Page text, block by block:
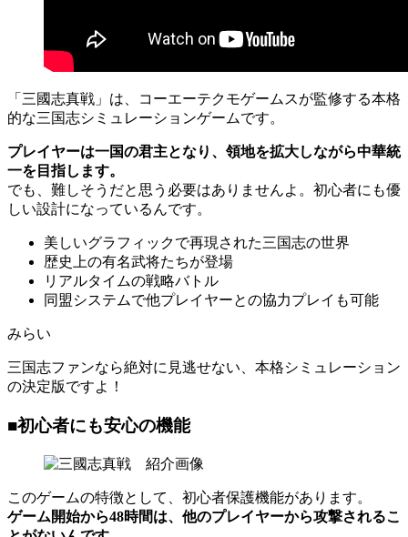
「三國志真戦」は、コーエーテクモゲームスが監修する本格
的な三国志シミュレーションゲームです。
プレイヤーは一国の君主となり、領地を拡大しながら中華統
一を目指します。
でも、難しそうだと思う必要はありませんよ。初心者にも優
しい設計になっているんです。
美しいグラフィックで再現された三国志の世界
歴史上の有名武将たちが登場
リアルタイムの戦略バトル
同盟システムで他プレイヤーとの協力プレイも可能
みらい
三国志ファンなら絶対に見逃せない、本格シミュレーション
の決定版ですよ！
■初心者にも安心の機能
このゲームの特徴として、初心者保護機能があります。
ゲーム開始から48時間は、他のプレイヤーから攻撃されるこ